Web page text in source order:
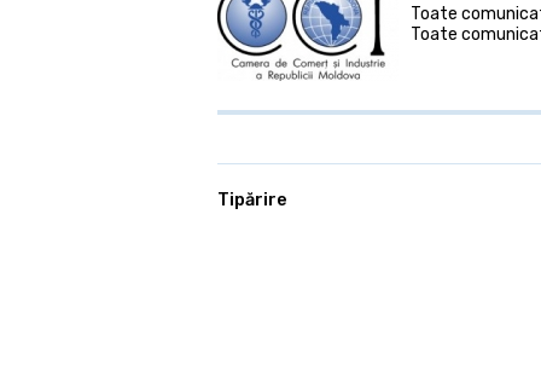
Toate
Toate
Tipărire